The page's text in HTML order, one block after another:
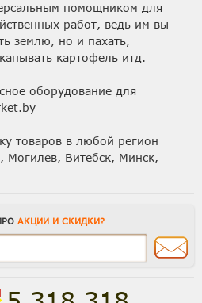
помощником для
работ, ведь им вы
землю, но и пахать,
картофель итд.
оборудование для
товаров в любой регион
Могилев, Витебск, Минск,
АКЦИИ И СКИДКИ?